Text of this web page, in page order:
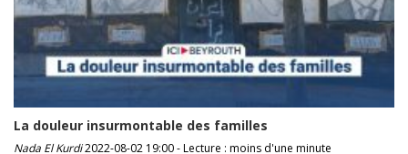
La douleur insurmontable des familles
Nada El Kurdi2022-08-02 19:00 - Lecture : moins d'une minute